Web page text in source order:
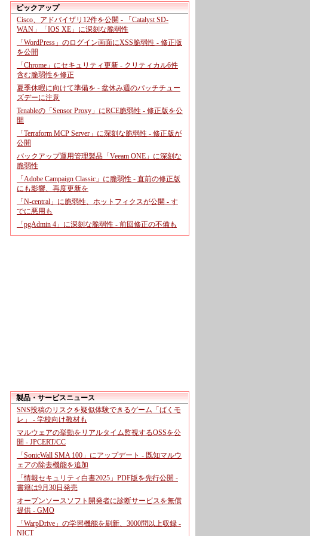
ピックアップ
Cisco、アドバイザリ12件を公開 - 「Catalyst SD-
WAN」「IOS XE」に深刻な脆弱性
「WordPress」のログイン画面にXSS脆弱性 - 修正版
を公開
「Chrome」にセキュリティ更新 - クリティカル6件
含む脆弱性を修正
夏季休暇に向けて準備を - 盆休み週のパッチチュー
ズデーに注意
Tenableの「Sensor Proxy」にRCE脆弱性 - 修正版を公
開
「Terraform MCP Server」に深刻な脆弱性 - 修正版が
公開
バックアップ運用管理製品「Veeam ONE」に深刻な
脆弱性
「Adobe Campaign Classic」に脆弱性 - 直前の修正版
にも影響、再度更新を
「N-central」に脆弱性、ホットフィクスが公開 - す
でに悪用も
「pgAdmin 4」に深刻な脆弱性 - 前回修正の不備も
製品・サービスニュース
SNS投稿のリスクを疑似体験できるゲーム「ばくモ
レ」 - 学校向け教材も
マルウェアの挙動をリアルタイム監視するOSSを公
開 - JPCERT/CC
「SonicWall SMA 100」にアップデート - 既知マルウ
ェアの除去機能を追加
「情報セキュリティ白書2025」PDF版を先行公開 -
書籍は9月30日発売
オープンソースソフト開発者に診断サービスを無償
提供 - GMO
「WarpDrive」の学習機能を刷新、3000問以上収録 -
NICT